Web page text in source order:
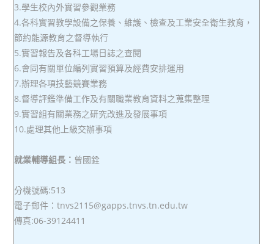
3.學生校內外實習參觀業務
4.各科實習教學設備之保養、維護、檢查及工業安全衛生教育，
節約能源教育之督導執行
5.實習報告及各科工場日誌之查閱
6.會同有關單位編列實習預算及經費安排運用
7.辦理各項技藝競賽業務
8.督導評鑑準備工作及有關職業教育資料之蒐集整理
9.實習組有關業務之研究改進及發展事項
10.處理其他上級交辦事項
就業輔導組長： 曾國銓
分機號碼:513
電子郵件：tnvs2115@gapps.tnvs.tn.edu.tw
傳真:06-39124411